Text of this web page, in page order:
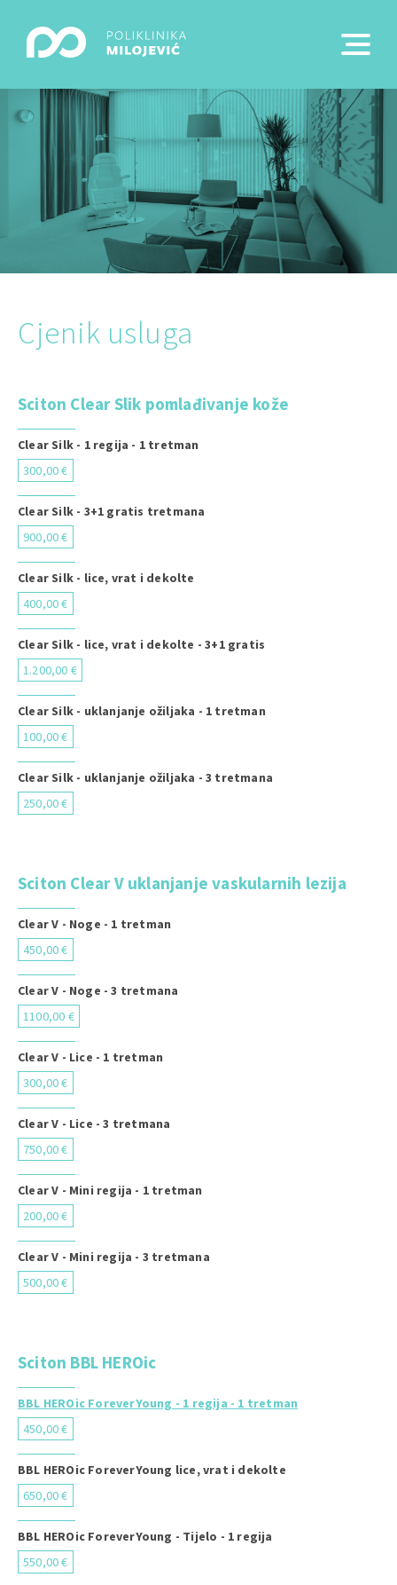
Cjenik usluga
Sciton Clear Slik pomlađivanje kože
Clear Silk - 1 regija - 1 tretman
300,00 €
Clear Silk - 3+1 gratis tretmana
900,00 €
Clear Silk - lice, vrat i dekolte
400,00 €
Clear Silk - lice, vrat i dekolte - 3+1 gratis
1.200,00 €
Clear Silk - uklanjanje ožiljaka - 1 tretman
100,00 €
Clear Silk - uklanjanje ožiljaka - 3 tretmana
250,00 €
Sciton Clear V uklanjanje vaskularnih lezija
Clear V - Noge - 1 tretman
450,00 €
Clear V - Noge - 3 tretmana
1100,00 €
Clear V - Lice - 1 tretman
300,00 €
Clear V - Lice - 3 tretmana
750,00 €
Clear V - Mini regija - 1 tretman
200,00 €
Clear V - Mini regija - 3 tretmana
500,00 €
Sciton BBL HEROic
BBL HEROic ForeverYoung - 1 regija - 1 tretman
450,00 €
BBL HEROic ForeverYoung lice, vrat i dekolte
650,00 €
BBL HEROic ForeverYoung - Tijelo - 1 regija
550,00 €